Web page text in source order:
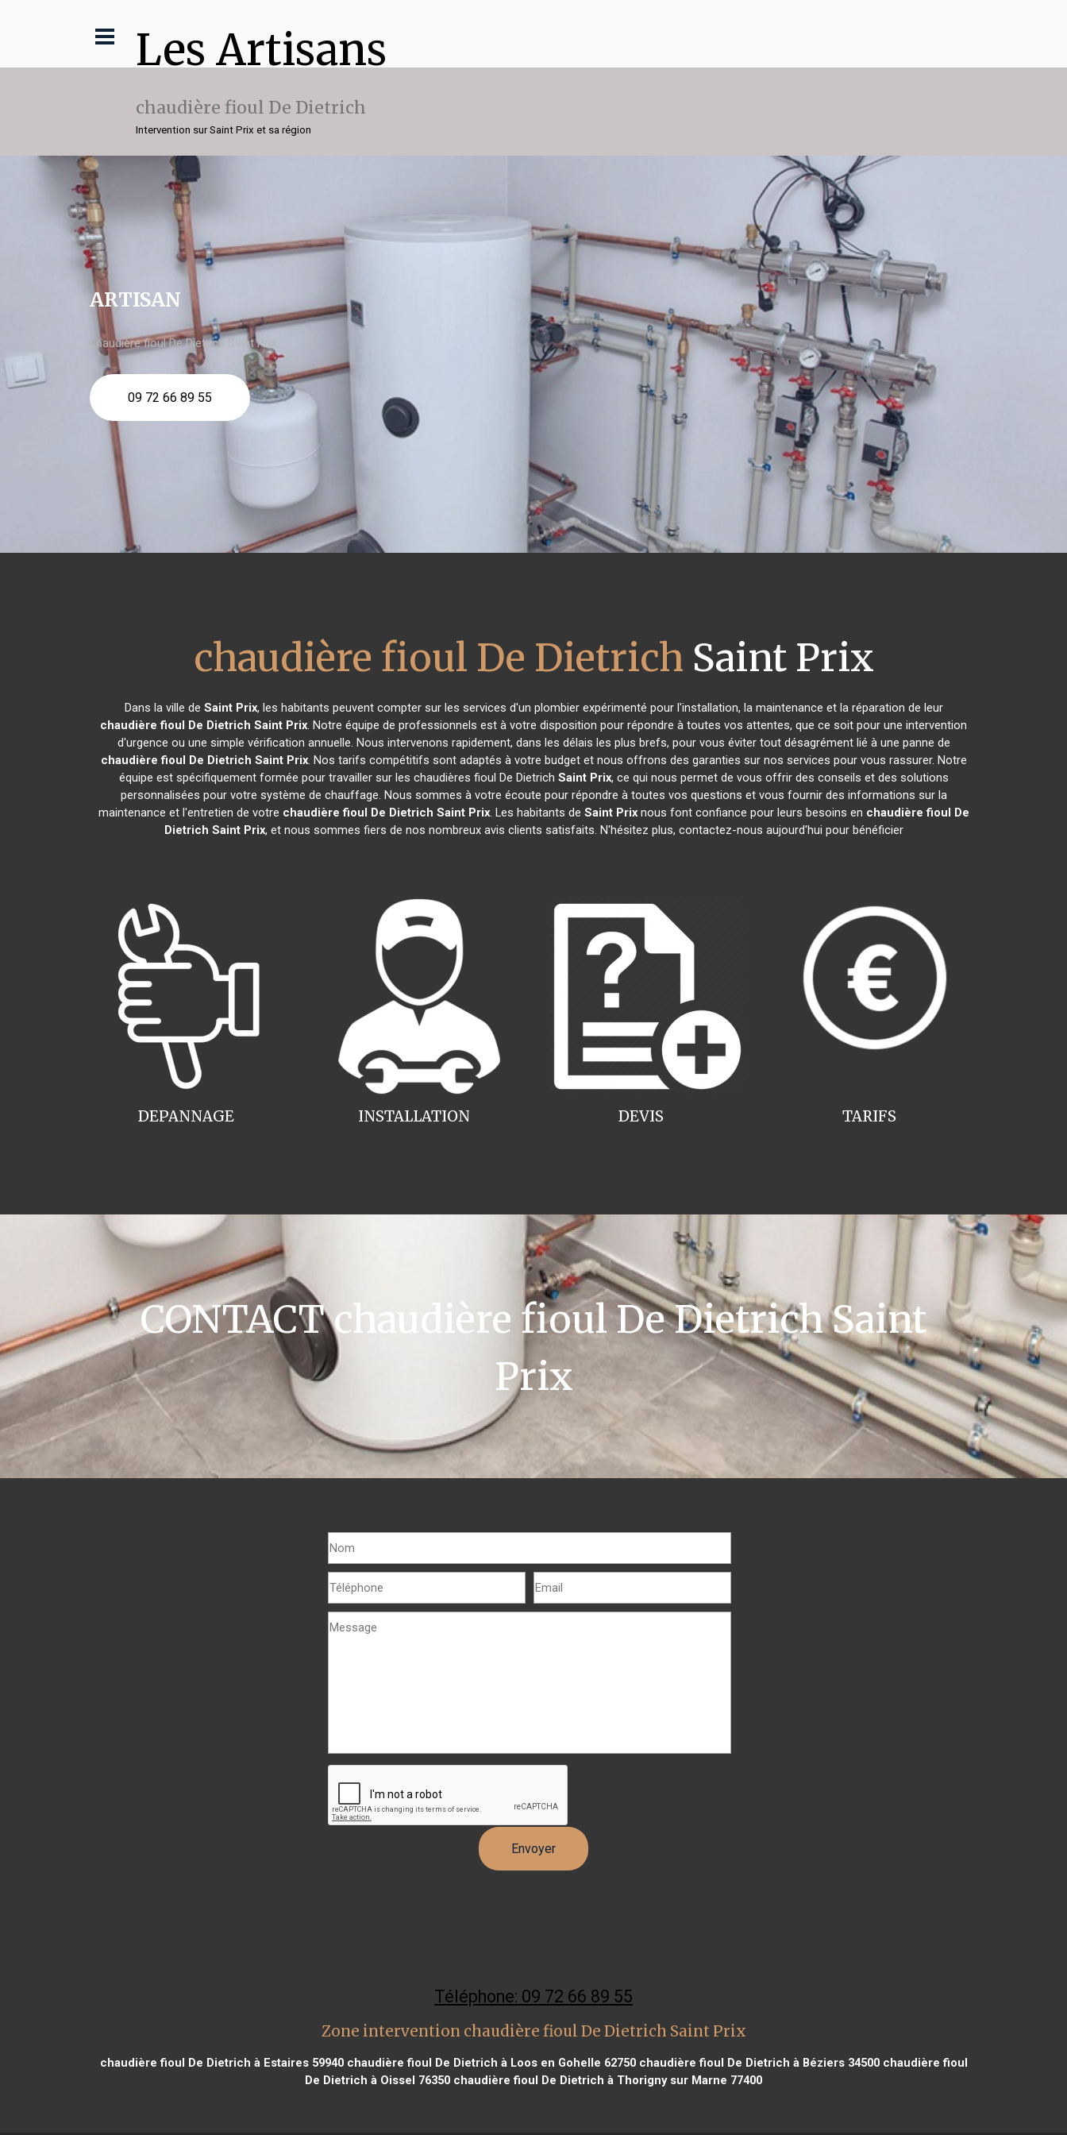
Les Artisans
chaudière fioul De Dietrich
Intervention sur Saint Prix et sa région
ARTISAN
chaudière fioul De Dietrich Saint Prix
09 72 66 89 55
chaudière fioul De Dietrich Saint Prix
Dans la ville de Saint Prix, les habitants peuvent compter sur les services d'un plombier expérimenté pour l'installation, la maintenance et la réparation de leur
chaudière fioul De Dietrich Saint Prix. Notre équipe de professionnels est à votre disposition pour répondre à toutes vos attentes, que ce soit pour une intervention
d'urgence ou une simple vérification annuelle. Nous intervenons rapidement, dans les délais les plus brefs, pour vous éviter tout désagrément lié à une panne de
chaudière fioul De Dietrich Saint Prix. Nos tarifs compétitifs sont adaptés à votre budget et nous offrons des garanties sur nos services pour vous rassurer. Notre
équipe est spécifiquement formée pour travailler sur les chaudières fioul De Dietrich Saint Prix, ce qui nous permet de vous offrir des conseils et des solutions
personnalisées pour votre système de chauffage. Nous sommes à votre écoute pour répondre à toutes vos questions et vous fournir des informations sur la
maintenance et l'entretien de votre chaudière fioul De Dietrich Saint Prix. Les habitants de Saint Prixnous font confiance pour leurs besoins en chaudière fioul De
Dietrich Saint Prix, et nous sommes fiers de nos nombreux avis clients satisfaits. N'hésitez plus, contactez-nous aujourd'hui pour bénéficier
INSTALLATION
DEPANNAGE TARIFS
DEVIS
CONTACT chaudière fioul De Dietrich Saint
Prix
Téléphone: 09 72 66 89 55
Zone intervention chaudière fioul De Dietrich Saint Prix
chaudière fioul De Dietrich à Estaires 59940chaudière fioul De Dietrich à Loos en Gohelle 62750chaudière fioul De Dietrich à Béziers 34500chaudière fioul
De Dietrich à Oissel 76350 chaudière fioul De Dietrich à Thorigny sur Marne 77400